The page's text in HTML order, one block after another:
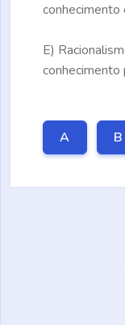
conhecimento
E)
conhecimento
A B